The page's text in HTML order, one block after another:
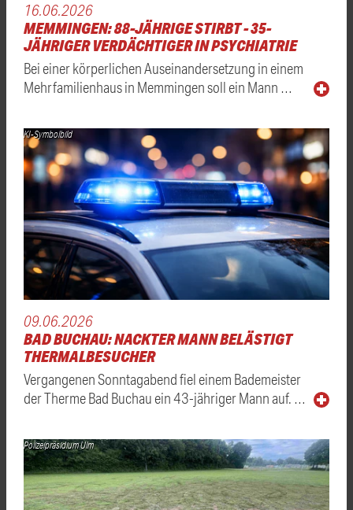
16.06.2026
MEMMINGEN: 88-JÄHRIGE STIRBT - 35-
JÄHRIGER VERDÄCHTIGER IN PSYCHIATRIE
Bei einer körperlichen Auseinandersetzung in einem
Mehrfamilienhaus in Memmingen soll ein Mann …
KI-Symbolbild
09.06.2026
BAD BUCHAU: NACKTER MANN BELÄSTIGT
THERMALBESUCHER
Vergangenen Sonntagabend fiel einem Bademeister
der Therme Bad Buchau ein 43-jähriger Mann auf. …
Polizeipräsidium Ulm